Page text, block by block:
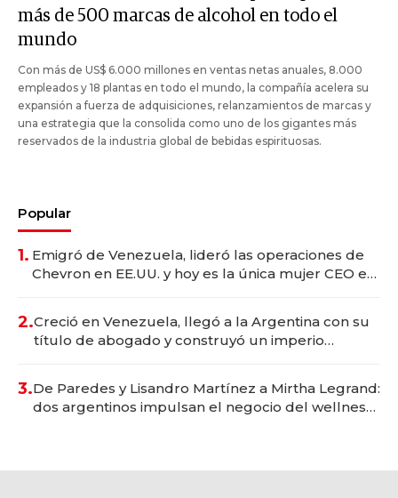
más de 500 marcas de alcohol en todo el
mundo
Con más de US$ 6.000 millones en ventas netas anuales, 8.000
empleados y 18 plantas en todo el mundo, la compañía acelera su
expansión a fuerza de adquisiciones, relanzamientos de marcas y
una estrategia que la consolida como uno de los gigantes más
reservados de la industria global de bebidas espirituosas.
Popular
1. Emigró de Venezuela, lideró las operaciones de
Chevron en EE.UU. y hoy es la única mujer CEO en
2.Creció en Venezuela, llegó a la Argentina con su
título de abogado y construyó un imperio
3.De Paredes y Lisandro Martínez a Mirtha Legrand:
dos argentinos impulsan el negocio del wellness